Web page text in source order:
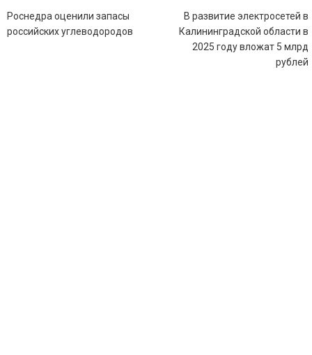
Навигация
по
Роснедра оценили запасы
российских углеводородов
В развитие электросетей в
Калининградской области в
2025 году вложат 5 млрд
рублей